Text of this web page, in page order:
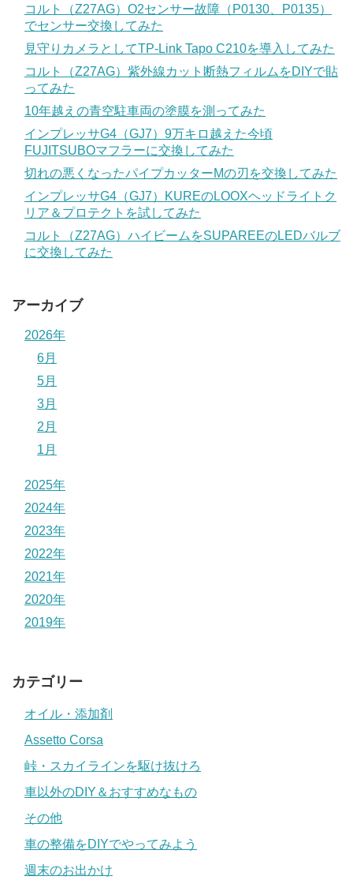
コルト（Z27AG）O2センサー故障（P0130、P0135）
でセンサー交換してみた
見守りカメラとしてTP-Link Tapo C210を導入してみた
コルト（Z27AG）紫外線カット断熱フィルムをDIYで貼
ってみた
10年越えの青空駐車両の塗膜を測ってみた
インプレッサG4（GJ7）9万キロ越えた今頃
FUJITSUBOマフラーに交換してみた
切れの悪くなったパイプカッターMの刃を交換してみた
インプレッサG4（GJ7）KUREのLOOXヘッドライトク
リア＆プロテクトを試してみた
コルト（Z27AG）ハイビームをSUPAREEのLEDバルブ
に交換してみた
アーカイブ
2026年
6月
5月
3月
2月
1月
2025年
2024年
2023年
2022年
2021年
2020年
2019年
カテゴリー
オイル・添加剤
Assetto Corsa
峠・スカイラインを駆け抜けろ
車以外のDIY＆おすすめなもの
その他
車の整備をDIYでやってみよう
週末のお出かけ